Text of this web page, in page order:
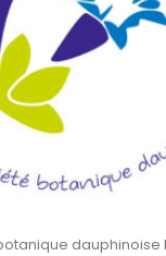
dauphinoise